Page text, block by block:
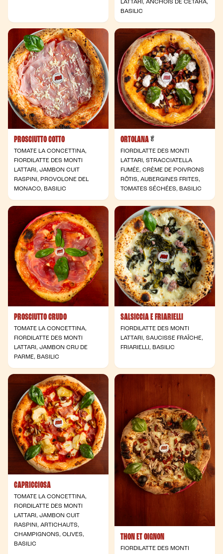
LATTARI, ANCHOIS DE CETARA,
BASILIC
PROSCIUTTO COTTO
TOMATE LA CONCETTINA,
FIORDILATTE DES MONTI
LATTARI, JAMBON CUIT
RASPINI, PROVOLONE DEL
MONACO, BASILIC
ORTOLANA 🥬
FIORDILATTE DES MONTI
LATTARI, STRACCIATELLA
FUMÉE, CRÈME DE POIVRONS
RÔTIS, AUBERGINES FRITES,
TOMATES SÉCHÉES, BASILIC
PROSCIUTTO CRUDO
TOMATE LA CONCETTINA,
FIORDILATTE DES MONTI
LATTARI, JAMBON CRU DE
PARME, BASILIC
SALSICCIA E FRIARIELLI
FIORDILATTE DES MONTI
LATTARI, SAUCISSE FRAÎCHE,
FRIARIELLI, BASILIC
CAPRICCIOSA
TOMATE LA CONCETTINA,
FIORDILATTE DES MONTI
LATTARI, JAMBON CUIT
RASPINI, ARTICHAUTS,
CHAMPIGNONS, OLIVES,
BASILIC
THON ET OIGNON
FIORDILATTE DES MONTI